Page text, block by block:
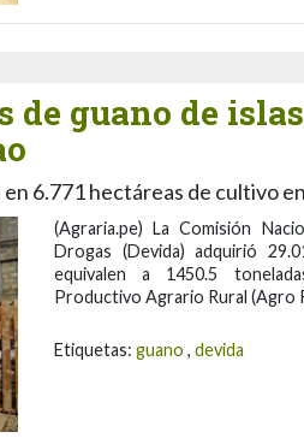
de guano de
6.771 hectáreas de cultivo
(Agraria.pe) La Comisión
Drogas (Devida) adquirió
equivalen a 1450.5
Productivo Agrario Rural (Agro
Etiquetas: guano , devida